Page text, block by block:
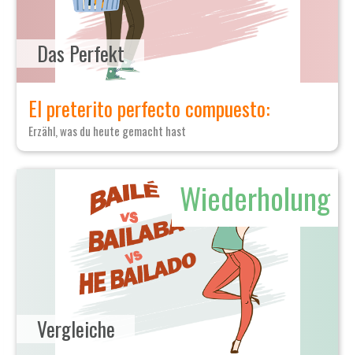
Das Perfekt
El preterito perfecto compuesto:
Erzähl, was du heute gemacht hast
Wiederholung
Vergleiche